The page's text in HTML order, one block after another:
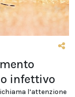
infettivo
l’attenzione